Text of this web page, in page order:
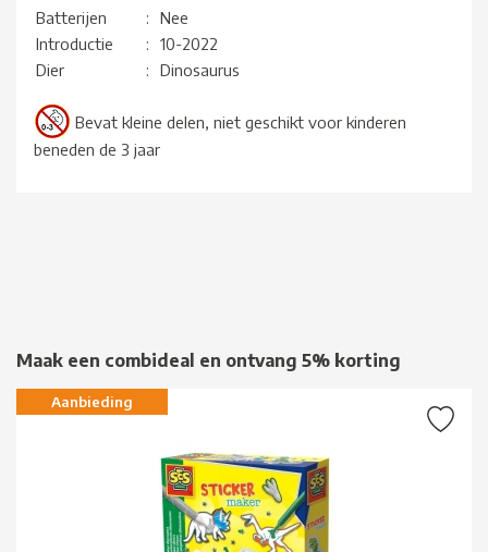
Batterijen
:
Nee
Introductie
:
10-2022
Dier
: Dinosaurus
Bevat kleine delen, niet geschikt voor kinderen
beneden de 3 jaar
Maak een combideal en ontvang 5% korting
Aanbieding